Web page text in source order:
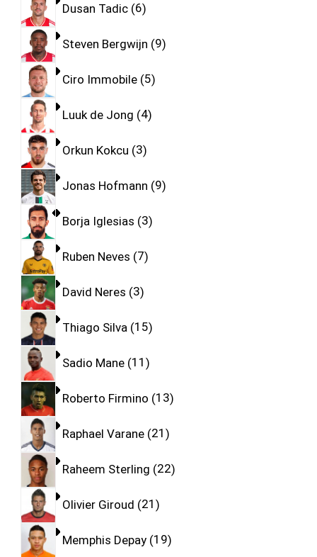
Dusan Tadic 6
Steven Bergwijn 9
Ciro Immobile 5
Luuk de Jong 4
Orkun Kokcu 3
Jonas Hofmann 9
Borja Iglesias 3
Ruben Neves 7
David Neres 3
Thiago Silva 15
Sadio Mane 11
Roberto Firmino 13
Raphael Varane 21
Raheem Sterling 22
Olivier Giroud 21
Memphis Depay 19